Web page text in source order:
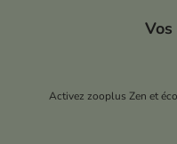
Activez zooplus Zen et